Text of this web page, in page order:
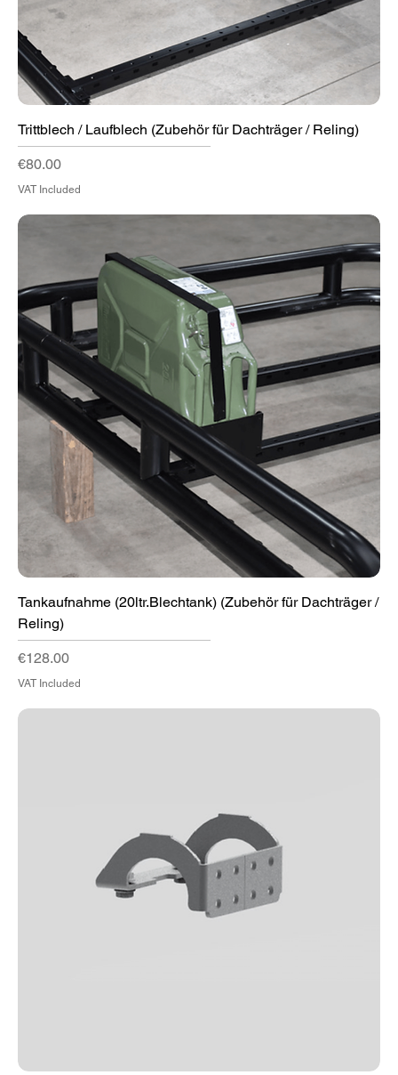
Trittblech / Laufblech (Zubehör für Dachträger / Reling)
Price
€80.00
VAT Included
Tankaufnahme (20ltr.Blechtank) (Zubehör für Dachträger /
Reling)
Price
€128.00
VAT Included